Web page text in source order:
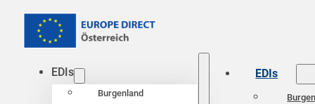
EDIs
Burgenland
EDIs